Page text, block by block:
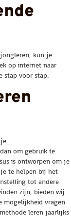
jongleren, kun je
op internet naar
stap voor stap.
om gebruik te
is ontworpen om je
te helpen bij het
tot andere
zijn, bieden wij
mogelijkheid vragen
leren jaarlijks